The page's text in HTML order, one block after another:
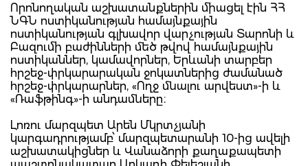
Որոնողական աշխատանքներին միացել էին ՀՀ
ՆԳՆ ոստիկանության համայնքային
ոստիկանության գլխավոր վարչության Տարոնի և
Բազումի բաժինների մեծ թվով համայնքային
ոստիկաններ, կամավորներ, Երևանի տարբեր
հրշեջ-փրկարարական ջոկատներից ժամանած
հրշեջ-փրկարարներ, «Ողջ մնալու արվեստ»-ի և
«Ռաֆթինգ»-ի անդամները։
Լոռու մարզպետ Արեն Մկրտչյանի
կարգադրությամբ՝ մարզպետարանի 10-ից ավելի
աշխատակիցներ և Վանաձորի քաղաքապետի